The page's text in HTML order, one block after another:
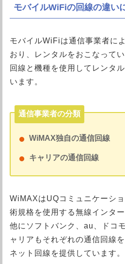
モバイルWiFiの回線の違い
モバイルWiFiは通信事業者に
おり、レンタルをおこなって
回線と機種を使用してレンタ
います。
通信事業者の分類
WiMAX独自の通信回線
キャリアの通信回線
WiMAXはUQコミュニケーシ
術規格を使用する無線インタ
他にソフトバンク、au、ドコ
ャリアもそれぞれの通信回線
ネット回線を提供しています。